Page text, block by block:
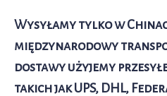
Wysyłamy tylko w
międzynarodowy
dostawy użyjemy
takich jak UPS, DHL,
Warzywa